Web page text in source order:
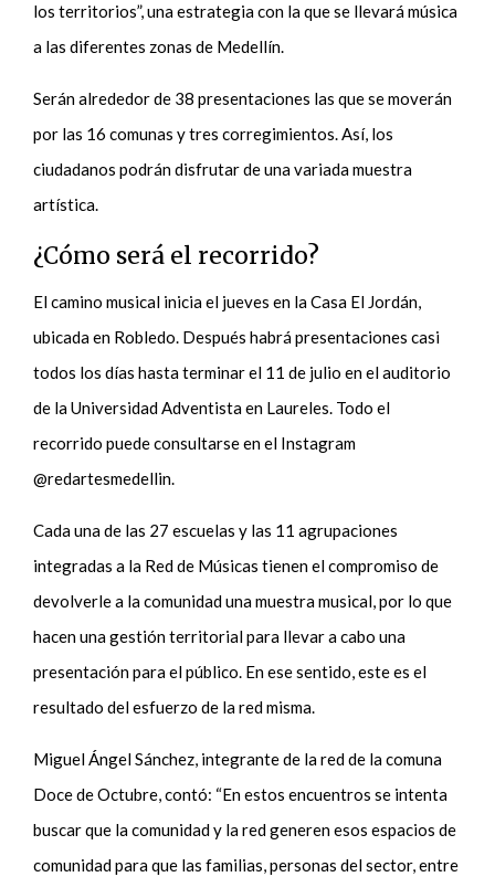
los territorios”, una estrategia con la que se llevará música
a las diferentes zonas de Medellín.
Serán alrededor de 38 presentaciones las que se moverán
por las 16 comunas y tres corregimientos. Así, los
ciudadanos podrán disfrutar de una variada muestra
artística.
¿Cómo será el recorrido?
El camino musical inicia el jueves en la Casa El Jordán,
ubicada en Robledo. Después habrá presentaciones casi
todos los días hasta terminar el 11 de julio en el auditorio
de la Universidad Adventista en Laureles. Todo el
recorrido puede consultarse en el Instagram
@redartesmedellin.
Cada una de las 27 escuelas y las 11 agrupaciones
integradas a la Red de Músicas tienen el compromiso de
devolverle a la comunidad una muestra musical, por lo que
hacen una gestión territorial para llevar a cabo una
presentación para el público. En ese sentido, este es el
resultado del esfuerzo de la red misma.
Miguel Ángel Sánchez, integrante de la red de la comuna
Doce de Octubre, contó: “En estos encuentros se intenta
buscar que la comunidad y la red generen esos espacios de
comunidad para que las familias, personas del sector, entre